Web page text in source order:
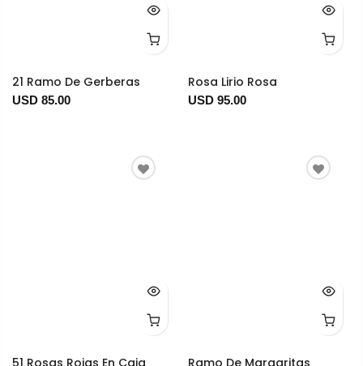
21 Ramo De Gerberas
USD 85.00
Rosa Lirio Rosa
USD 95.00